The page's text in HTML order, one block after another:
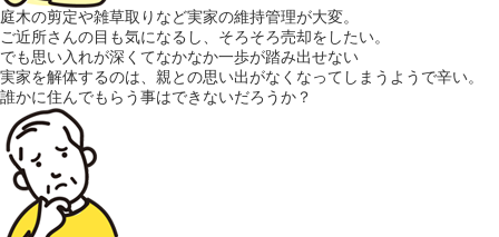
庭木の剪定や雑草取りなど実家の維持管理が大変。
ご近所さんの目も気になるし、そろそろ売却をしたい。
でも思い入れが深くてなかなか一歩が踏み出せない
実家を解体するのは、 親との思い出がなくなってしまうようで辛い。
誰かに住んでもらう事はできないだろうか？